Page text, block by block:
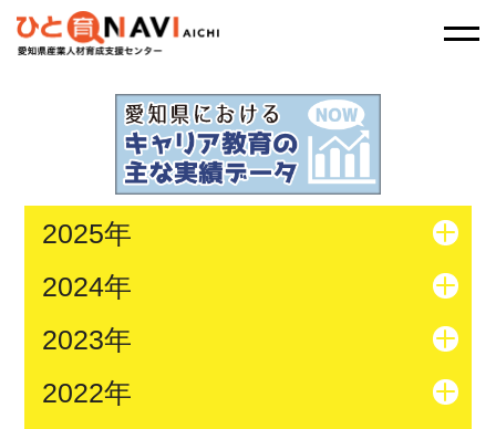
2025年
2024年
2023年
2022年